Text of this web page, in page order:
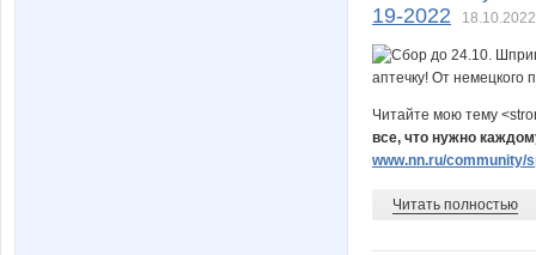
19-2022
Читайте мою тему
все, что нужно
www.nn.ru/community/
Читать полностью